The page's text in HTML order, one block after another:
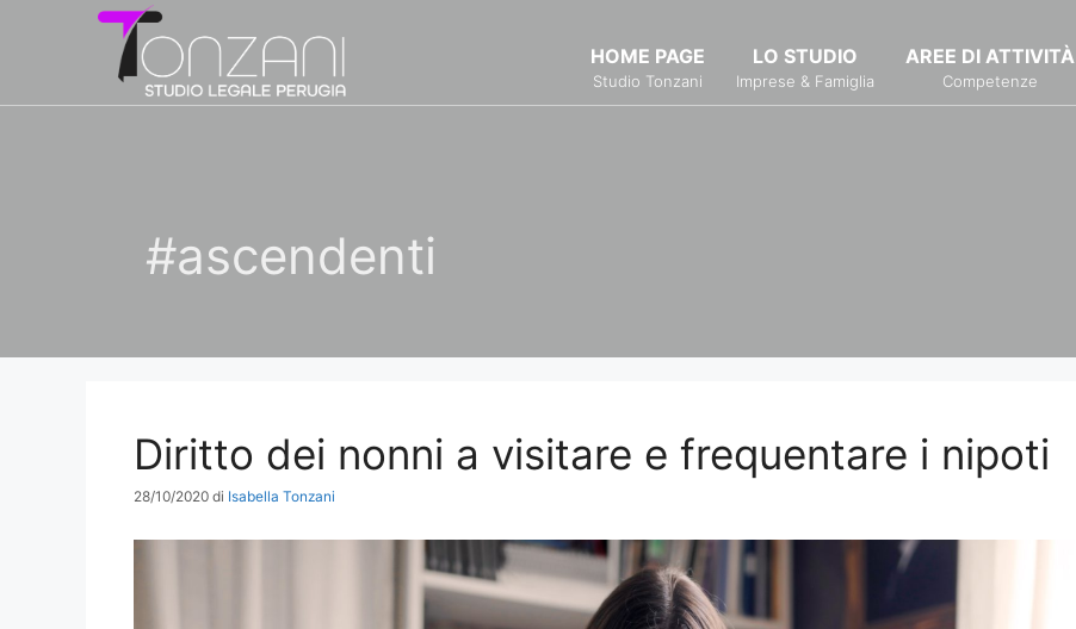
HOME PAGE
Studio Tonzani
LO STUDIO
Imprese & Famiglia
AREE DI ATTIVITÀ
Competenze
#ascendenti
Diritto dei nonni a visitare e frequentare i nipoti
28/10/2020 di Isabella Tonzani